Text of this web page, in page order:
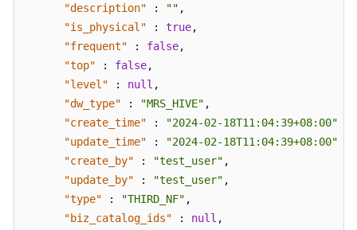
务
指
标
接
口
"description"
: "" ,
"is_physical"
: true,
"frequent"
: false,
"top"
: false,
"level"
: null ,
"dw_type"
: "MRS_HIVE" ,
"create_time"
: "2024-02-18T11:04:39+08:00"
"update_time"
: "2024-02-18T11:04:39+08:00"
"create_by"
: "test_user" ,
"update_by"
: "test_user" ,
"type"
: "THIRD_NF" ,
"biz_catalog_ids"
: null ,